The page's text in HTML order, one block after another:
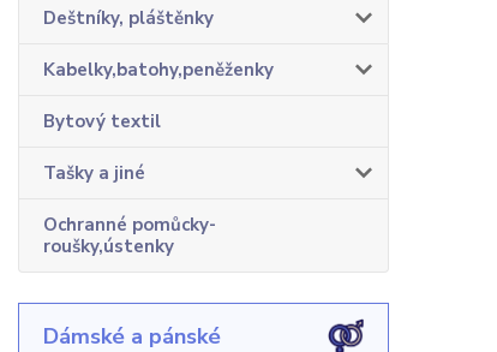
Deštníky, pláštěnky
Kabelky,batohy,peněženky
Bytový textil
Tašky a jiné
Ochranné pomůcky-
roušky,ústenky
Dámské a pánské